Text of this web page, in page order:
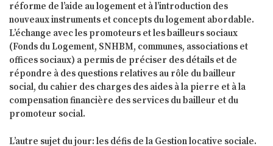
réforme de l’aide au logement et à l’introduction des
nouveaux instruments et concepts du logement abordable.
L’échange avec les promoteurs et les bailleurs sociaux
(Fonds du Logement, SNHBM, communes, associations et
offices sociaux) a permis de préciser des détails et de
répondre à des questions relatives au rôle du bailleur
social, du cahier des charges des aides à la pierre et à la
compensation financière des services du bailleur et du
promoteur social.
L’autre sujet du jour: les défis de la Gestion locative sociale.